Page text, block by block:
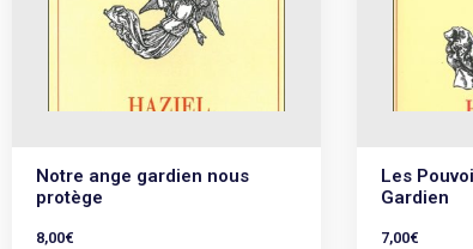
Notre ange gardien nous
protège
8,00€
Les
Gardien
7,00€